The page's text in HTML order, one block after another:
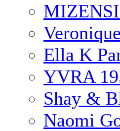
Ella K
YVRA
Shay &
Naomi